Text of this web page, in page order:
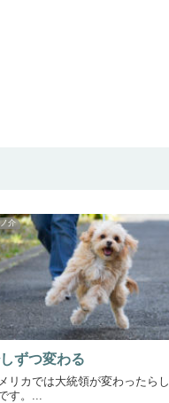
介
ずつ変わる
リカでは大統領が変わったらし
す。...